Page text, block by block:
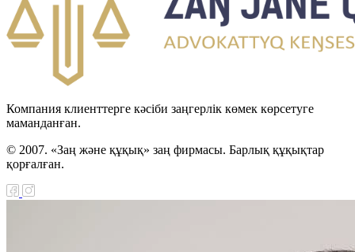
Республикасы мен
арасындағы
Түрікмен
шекарасын
келісімді
туралы Заңы
Республикасы мен
Корольдігі
Компания клиенттерге кәсіби заңгерлік көмек көрсетуге
маманданған.
© 2007. «Заң және құқық» заң фирмасы. Барлық құқықтар
қорғалған.